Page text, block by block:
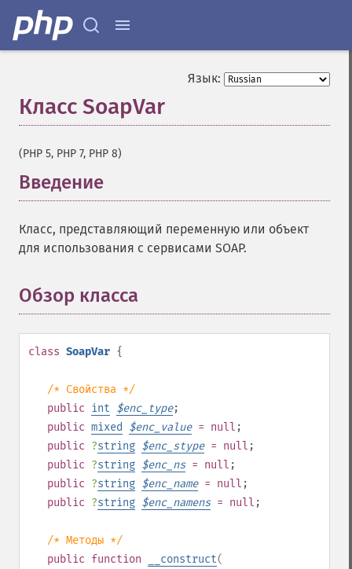
Язык:
Класс SoapVar
(PHP 5, PHP 7, PHP 8)
Введение
Класс, представляющий переменную или объект
для использования с сервисами SOAP.
Обзор класса
class SoapVar {
/* Свойства */
public int $enc_type;
public mixed $enc_value= null ;
public ?string $enc_stype= null ;
public ?string $enc_ns= null ;
public ?string $enc_name= null ;
public ?string $enc_namens= null ;
/* Методы */
public function __construct(